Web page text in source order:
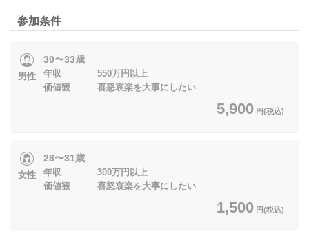
参加条件
男性
30〜33歳
年収 550万円以上
価値観 喜怒哀楽を大事にしたい
5,900 円(税込)
女性
28〜31歳
年収 300万円以上
価値観 喜怒哀楽を大事にしたい
1,500 円(税込)